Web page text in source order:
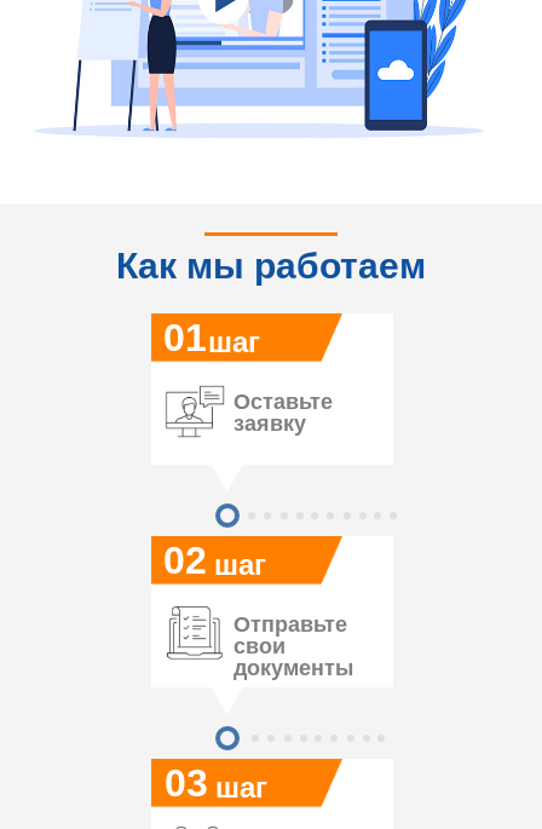
Как мы работаем
03
02
01
Оставьте
заявку
шаг
шаг
шаг
Отправьте
свои
документы